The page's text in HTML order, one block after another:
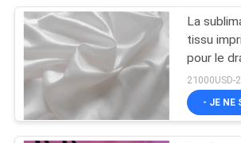
Machine
d'impression
drapeau
La
tissu
pour le
faisant à
poids de ²
- JE NE